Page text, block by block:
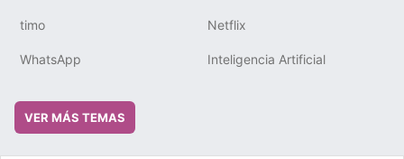
timo Netflix
WhatsApp Inteligencia Artificial
VER MÁS TEMAS